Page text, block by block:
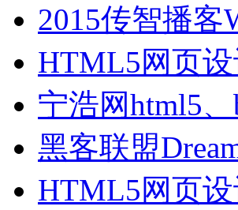
2015传智播客
HTML5网页
宁浩网html5
黑客联盟
HTML5网页